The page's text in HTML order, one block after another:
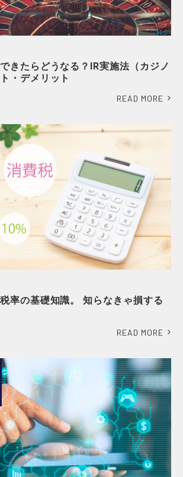
きたらどうなる？IR実施法（カジノ
・デメリット
READ MORE
率の基礎知識。 知らなきゃ損する
READ MORE